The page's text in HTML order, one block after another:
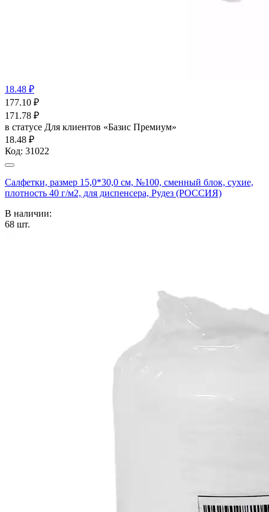
18.48 ₽
177.10 ₽
171.78 ₽
в статусе Для клиентов «Базис Премиум»
18.48 ₽
Код: 31022
Салфетки, размер 15,0*30,0 см, №100, сменный блок, сухие,
плотность 40 г/м2, для диспенсера, Рудез (РОССИЯ)
В наличии:
68 шт.